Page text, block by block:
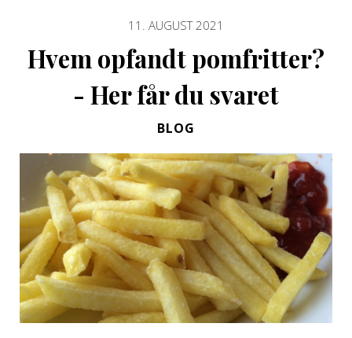
11. AUGUST 2021
Hvem opfandt pomfritter?
- Her får du svaret
BLOG